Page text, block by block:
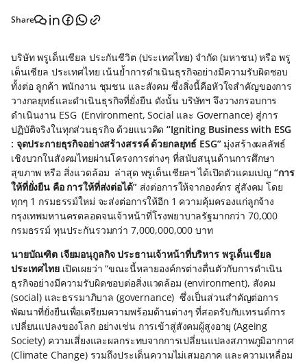
Share
บริษัท พรูเด็นเชียล ประกันชีวิต (ประเทศไทย) จำกัด (มหาชน) หรือ พรู
เด็นเชียล ประเทศไทย เน้นย้ำการดำเนินธุรกิจอย่างมีความรับผิดชอบ
ทั้งต่อ ลูกค้า พนักงาน ชุมชน และสังคม ซึ่งสิ่งนี้คือหัวใจสำคัญของการ
วางกลยุทธ์และดำเนินธุรกิจที่ยั่งยืน ดังนั้น บริษัทฯ จึงวางกรอบการ
ดำเนินงาน ESG (Environment, Social และ Governance) สู่การ
ปฏิบัติจริงในทุกส่วนธุรกิจ ด้วยแนวคิด“Igniting Business with ESG
: จุดประกายธุรกิจอย่างสร้างสรรค์ ด้วยกลยุทธ์ ESG”มุ่งสร้างผลลัพธ์
เชิงบวกในสังคมไทยผ่านโครงการต่างๆ ที่สนับสนุนด้านการศึกษา
สุขภาพ หรือ สิ่งแวดล้อม ล่าสุด พรูเด็นเชียลฯ ได้เปิดตัวแคมเปญ“การ
ให้ที่ยั่งยืน คือ การให้ที่ส่งต่อได้”ส่งต่อการให้จากองค์กร สู่สังคม โดย
ทุกๆ 1 กรมธรรม์ใหม่ จะส่งต่อการให้อีก 1 ความคุ้มครองแก่ลูกจ้าง
กรุงเทพมหานครตลอดจนเจ้าหน้าที่โรงพยาบาลรัฐมากกว่า 70,000
กรมธรรม์ ทุนประกันรวมกว่า 7,000,000,000 บาท
นายบัณฑิต เจียมอนุกูลกิจ ประธานเจ้าหน้าที่บริหาร พรูเด็นเชียล
ประเทศไทยเปิดเผยว่า “ขณะนี้หลายองค์กรต่างตื่นตัวกับการดำเนิน
ธุรกิจอย่างมีความรับผิดชอบต่อสิ่งแวดล้อม (environment), สังคม
(social) และธรรมาภิบาล (governance) ซึ่งเป็นส่วนสำคัญต่อการ
พัฒนาที่ยั่งยืนเพื่อเตรียมความพร้อมด้านต่างๆ ที่สอดรับกับเทรนด์การ
เปลี่ยนแปลงของโลก อย่างเช่น การเข้าสู่สังคมผู้สูงอายุ (Ageing
Society) ความเสี่ยงและผลกระทบจากการเปลี่ยนแปลงสภาพภูมิอากาศ
(Climate Change) รวมถึงประเด็นความไม่เสมอภาค และความเหลื่อม